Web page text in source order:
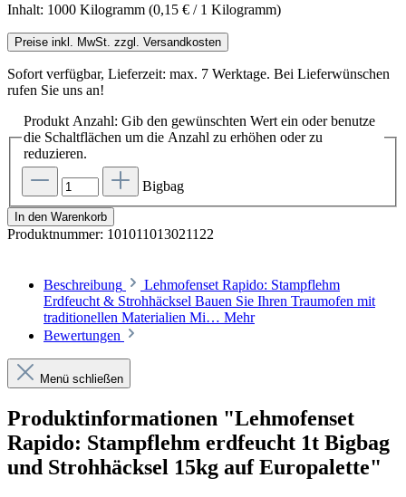
Inhalt: 1000 Kilogramm (0,15 € / 1 Kilogramm)
Preise inkl. MwSt. zzgl. Versandkosten
Sofort verfügbar, Lieferzeit: max. 7 Werktage. Bei Lieferwünschen
rufen Sie uns an!
Produkt Anzahl: Gib den gewünschten Wert ein oder benutze
die Schaltflächen um die Anzahl zu erhöhen oder zu
reduzieren.
Bigbag
In den Warenkorb
Produktnummer: 101011013021122
Beschreibung
Lehmofenset Rapido: Stampflehm
Erdfeucht & Strohhäcksel Bauen Sie Ihren Traumofen mit
traditionellen Materialien Mi… Mehr
Bewertungen
Menü schließen
Produktinformationen "Lehmofenset
Rapido: Stampflehm erdfeucht 1t Bigbag
und Strohhäcksel 15kg auf Europalette"